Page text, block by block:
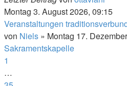
Montag 3. August 2026, 09:15
Veranstaltungen
von Niels » Montag 17.
Sakramentskapelle
1
…